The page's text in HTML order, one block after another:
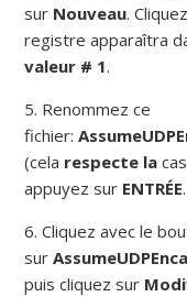
sur Nouveau. Cliquez
registre apparaîtra
valeur # 1.
5. Renommez ce
fichier:
(cela respecte la
appuyez sur ENTRÉE.
6. Cliquez avec le
sur
puis cliquez sur